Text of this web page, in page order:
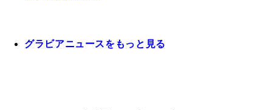
グラビアニュースをもっと見る